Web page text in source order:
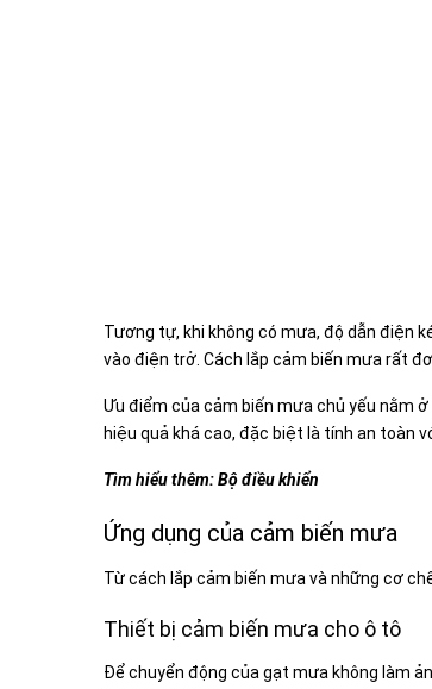
Tương tự, khi không có mưa, độ dẫn điện
vào điện trở. Cách lắp cảm biến mưa rất
Ưu điểm của cảm biến mưa chủ yếu nằm
hiệu quả khá cao, đặc biệt là tính an toàn
Tìm hiểu thêm:Bộ điều khiển
Ứng dụng của cảm biến mưa
Từ cách lắp cảm biến mưa và những cơ
Thiết bị cảm biến mưa cho ô tô
Để chuyển động của gạt mưa không làm